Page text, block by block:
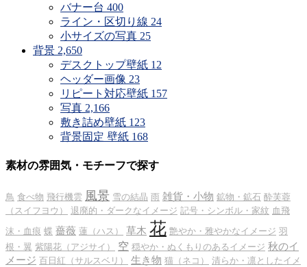
バナー台 400
ライン・区切り線 24
小サイズの写真 25
背景 2,650
デスクトップ壁紙 12
ヘッダー画像 23
リピート対応壁紙 157
写真 2,166
敷き詰め壁紙 123
背景固定 壁紙 168
素材の雰囲気・モチーフで探す
鳥 食べ物 飛行機雲 風景 雪の結晶 雨 雑貨・小物 鉱物・鉱石 酔芙蓉
（スイフヨウ）
退廃的・ダークなイメージ 記号・シンボル・家紋 血飛
沫・血痕 蝶 薔薇 蓮（ハス） 草木 花 艶やか・雅やかなイメージ 羽
根・翼 紫陽花（アジサイ） 空 穏やか・ぬくもりのあるイメージ 秋のイ
メージ 百日紅（サルスベリ） 生き物 猫（ネコ）
清らか・凛としたイメ